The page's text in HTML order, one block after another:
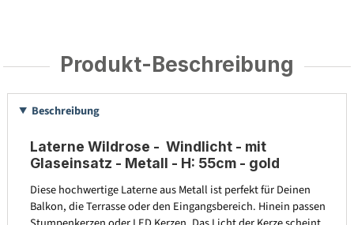
Produkt-Beschreibung
Beschreibung
Laterne Wildrose - Windlicht - mit
Glaseinsatz - Metall - H: 55cm - gold
Diese hochwertige Laterne aus Metall ist perfekt für Deinen
Balkon, die Terrasse oder den Eingangsbereich. Hinein passen